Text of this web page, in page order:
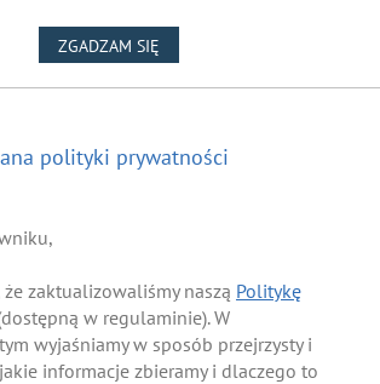
ZGADZAM SIĘ
polityki prywatności
zaktualizowaliśmy naszą Politykę
w regulaminie). W
wyjaśniamy w sposób przejrzysty i
informacje zbieramy i dlaczego to